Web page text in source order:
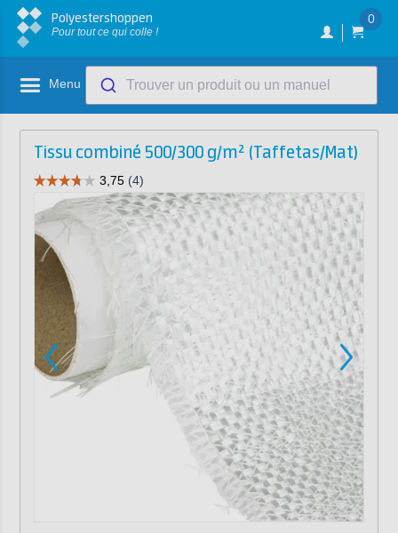
Polyestershoppen
Pour tout ce qui colle !
0
Menu Trouver un produit ou un manuel
Tissu combiné 500/300 g/m² (Taffetas/Mat)